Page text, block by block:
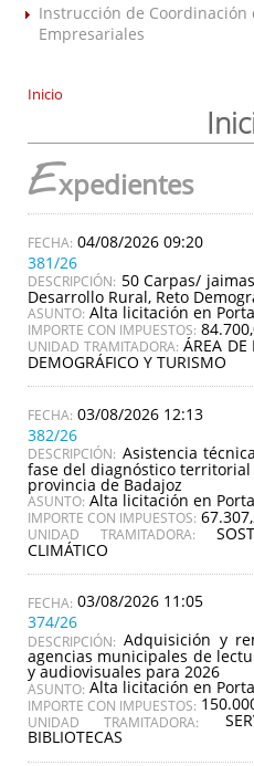
Instrucción de Coordinación
Empresariales
Inicio
Expedientes
04/08/2026 09:20
381/26
DESCRIPCIÓN: 50 Carpas/
Desarrollo Rural, Reto
ASUNTO: Alta licitación en
IMPORTE CON IMPUESTOS:
UNIDAD TRAMITADORA: ÁREA DE
DEMOGRÁFICO Y TURISMO
03/08/2026 12:13
382/26
DESCRIPCIÓN: Asistencia
fase del diagnóstico
provincia de Badajoz
ASUNTO: Alta licitación en
IMPORTE CON IMPUESTOS:
UNIDAD TRAMITADORA:
CLIMÁTICO
03/08/2026 11:05
374/26
DESCRIPCIÓN: Adquisición y
agencias municipales de
y audiovisuales para 2026
ASUNTO: Alta licitación en
IMPORTE CON IMPUESTOS:
UNIDAD TRAMITADORA:
BIBLIOTECAS